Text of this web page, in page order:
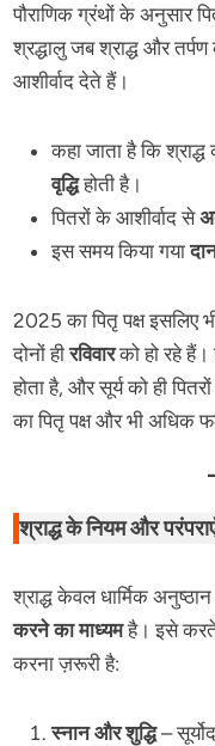
पौराणिक ग्रंथों के अनुसार
श्रद्धालु जब श्राद्ध और
आशीर्वाद देते हैं।
कहा जाता है कि
वृद्धिहोती है।
पितरों के आशीर्वाद से
इस समय किया गया
2025 का पितृ पक्ष इसलिए
दोनों हीरविवारको हो रहे हैं।
होता है, और सूर्य को ही
का पितृ पक्ष और भी अधिक
श्राद्ध के नियम और
श्राद्ध केवल धार्मिक
करने का माध्यमहै। इसे करते
करना ज़रूरी है:
स्नान और शुद्धि–